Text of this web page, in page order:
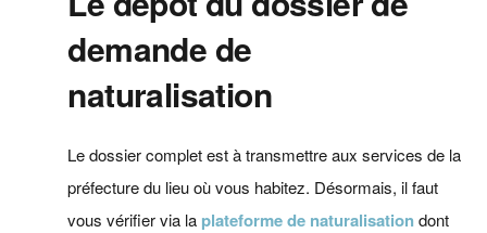
demande de
naturalisation
Le dossier complet est à transmettre aux services de la
préfecture du lieu où vous habitez. Désormais, il faut
vous vérifier via la plateforme de naturalisationdont